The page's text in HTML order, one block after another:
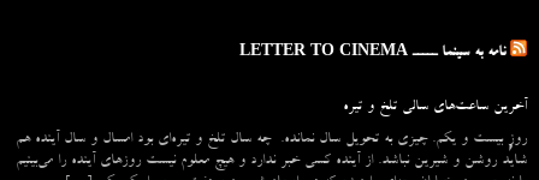
نامه به سینما ـــــ LETTER TO CINEMA
آخرین ساعت‌های سالی تلخ و تیره
روزِ بیست و یکم. چیزی به تحویل سال نمانده. چه سال تلخ و تیره‌ای بود امسال و سال آینده هم
شاید روشن و شیرین نباشد. از آینده کسی خبر ندارد و هیچ معلوم نیست روزهای آینده را می‌بینیم